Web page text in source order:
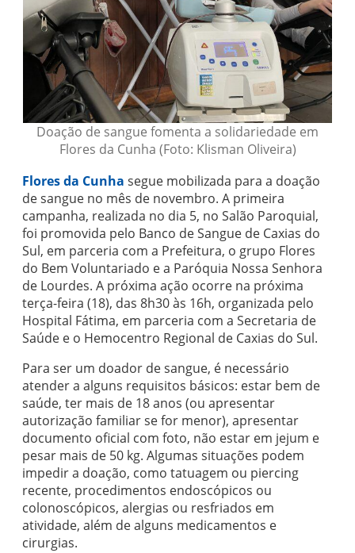
Doação de sangue fomenta a solidariedade em
Flores da Cunha (Foto: Klisman Oliveira)
Flores da Cunha segue mobilizada para a doação
de sangue no mês de novembro. A primeira
campanha, realizada no dia 5, no Salão Paroquial,
foi promovida pelo Banco de Sangue de Caxias do
Sul, em parceria com a Prefeitura, o grupo Flores
do Bem Voluntariado e a Paróquia Nossa Senhora
de Lourdes. A próxima ação ocorre na próxima
terça-feira (18), das 8h30 às 16h, organizada pelo
Hospital Fátima, em parceria com a Secretaria de
Saúde e o Hemocentro Regional de Caxias do Sul.
Para ser um doador de sangue, é necessário
atender a alguns requisitos básicos: estar bem de
saúde, ter mais de 18 anos (ou apresentar
autorização familiar se for menor), apresentar
documento oficial com foto, não estar em jejum e
pesar mais de 50 kg. Algumas situações podem
impedir a doação, como tatuagem ou piercing
recente, procedimentos endoscópicos ou
colonoscópicos, alergias ou resfriados em
atividade, além de alguns medicamentos e
cirurgias.